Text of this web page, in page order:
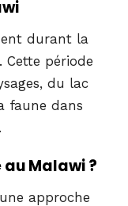
durant la
Cette période
du lac
faune dans
Malawi ?
approche